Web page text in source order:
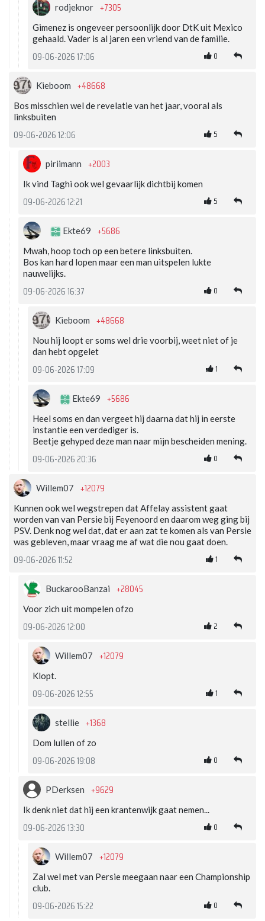
rodjeknor +7305
Gimenez is ongeveer persoonlijk door DtK uit Mexico
gehaald. Vader is al jaren een vriend van de familie.
09-06-2026 17:06 0
Kieboom +48668
Bos misschien wel de revelatie van het jaar, vooral als
linksbuiten
09-06-2026 12:06 5
piriimann +2003
Ik vind Taghi ook wel gevaarlijk dichtbij komen
09-06-2026 12:21 5
Ekte69 +5686
Mwah, hoop toch op een betere linksbuiten.
Bos kan hard lopen maar een man uitspelen lukte
nauwelijks.
09-06-2026 16:37 0
Kieboom +48668
Nou hij loopt er soms wel drie voorbij, weet niet of je
dan hebt opgelet
09-06-2026 17:09 1
Ekte69 +5686
Heel soms en dan vergeet hij daarna dat hij in eerste
instantie een verdediger is.
Beetje gehyped deze man naar mijn bescheiden mening.
09-06-2026 20:36 0
Willem07 +12079
Kunnen ook wel wegstrepen dat Affelay assistent gaat
worden van van Persie bij Feyenoord en daarom weg ging bij
PSV. Denk nog wel dat, dat er aan zat te komen als van Persie
was gebleven, maar vraag me af wat die nou gaat doen.
09-06-2026 11:52 1
BuckarooBanzai +28045
Voor zich uit mompelen ofzo
09-06-2026 12:00 2
Willem07 +12079
Klopt.
09-06-2026 12:55 1
stellie +1368
Dom lullen of zo
09-06-2026 19:08 0
PDerksen +9629
Ik denk niet dat hij een krantenwijk gaat nemen...
09-06-2026 13:30 0
Willem07 +12079
Zal wel met van Persie meegaan naar een Championship
club.
09-06-2026 15:22 0